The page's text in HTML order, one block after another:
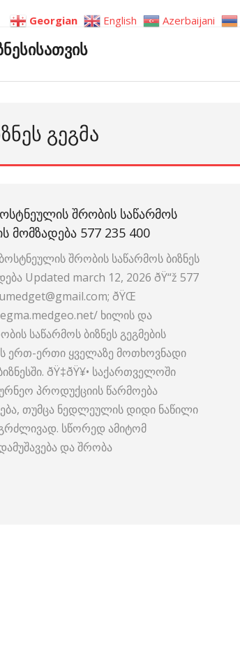
ᲒᲔᲒᲛᲐ
ᲨᲠᲝᲑᲘᲡ ᲡᲐᲬᲐᲠᲛᲝᲡ
ᲛᲝᲛᲖᲐᲓᲔᲑᲐ 577 235 400
შრობის საწარმოს ბიზნეს
Updated march 12, 2026 ðŸ“ž 577
ðŸŒ
ხილის და
საწარმოს ბიზნეს გეგმების
ერთ-ერთი ყველაზე მოთხოვნადი
ðŸ‡ðŸ¥• საქართველოში
პროდუქციის წარმოება
თუმცა ნედლეულის დიდი ნაწილი
სწორედ ამიტომ
და შრობა
Georgian English Azerbaijani